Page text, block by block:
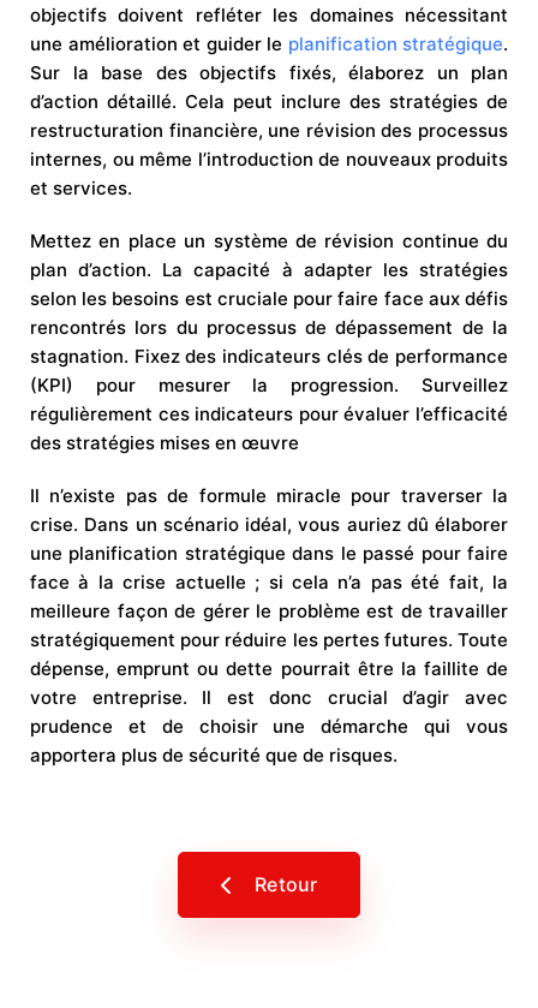
objectifs doivent refléter les domaines nécessitant
une amélioration et guider le planification stratégique.
Sur la base des objectifs fixés, élaborez un plan
d’action détaillé. Cela peut inclure des stratégies de
restructuration financière, une révision des processus
internes, ou même l’introduction de nouveaux produits
et services.
Mettez en place un système de révision continue du
plan d’action. La capacité à adapter les stratégies
selon les besoins est cruciale pour faire face aux défis
rencontrés lors du processus de dépassement de la
stagnation. Fixez des indicateurs clés de performance
(KPI) pour mesurer la progression. Surveillez
régulièrement ces indicateurs pour évaluer l’efficacité
des stratégies mises en œuvre
Il n’existe pas de formule miracle pour traverser la
crise. Dans un scénario idéal, vous auriez dû élaborer
une planification stratégique dans le passé pour faire
face à la crise actuelle ; si cela n’a pas été fait, la
meilleure façon de gérer le problème est de travailler
stratégiquement pour réduire les pertes futures. Toute
dépense, emprunt ou dette pourrait être la faillite de
votre entreprise. Il est donc crucial d’agir avec
prudence et de choisir une démarche qui vous
apportera plus de sécurité que de risques.
Retour